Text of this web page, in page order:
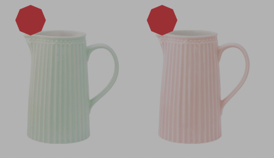
-15% -15%